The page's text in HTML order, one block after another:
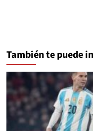
También te puede